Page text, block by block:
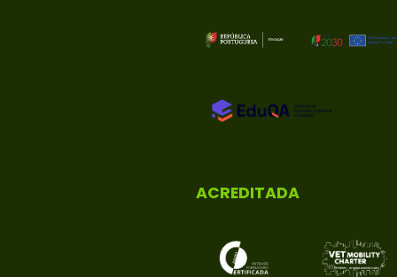
ACREDITADA